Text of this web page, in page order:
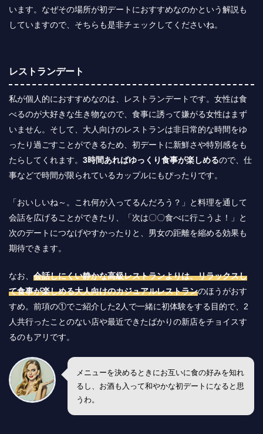
います。なぜその場所が初デートにおすすめなのかという解説も
していますので、そちらも是非チェックしてくださいね。
レストランデート
私が個人的におすすめなのは、レストランデートです。女性は食
べるのが大好きな生き物なので、食事に誘って嫌がる女性はまず
いません。そして、大人向けのレストランは非日常的な時間をゆ
ったり過ごすことができるため、初デートに新鮮さや特別感をも
たらしてくれます。 3時間あればゆっくり食事が楽しめるので、仕
事などで時間が限られているカップルにもぴったりです。
「おいしいね～。これ何が入ってるんだろう？」と料理を通して
会話を広げることができたり、「次は〇〇食べに行こうよ！」と
次のデートにつなげやすかったりと、男女の距離を縮める効果も
期待できます。
なお、 会話しにくい静かな高級レストランよりは、リラックスし
て食事が楽しめる大人向けのカジュアルレストランのほうがおす
すめ。前項の①でご紹介した2人で一緒に初体験をする目的で、2
人共行ったことのない店や最近できたばかりの新店をチョイスす
るのもアリです。
メニューを決めるときにお互いに食の好みを知れ
るし、お酒も入って和やかな初デートになると思
うわ。